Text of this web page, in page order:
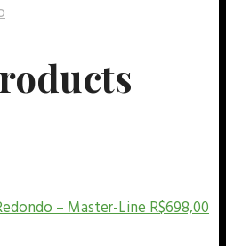
– Master-LineR$698,00